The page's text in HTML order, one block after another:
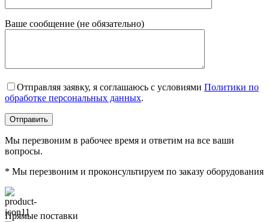
Ваше сообщение (не обязательно)
Отправляя заявку, я соглашаюсь с условиями Политики по
обработке персональных данных.
Мы перезвоним в рабочее время и ответим на все ваши
вопросы.
* Мы перезвоним и проконсультируем по заказу оборудования
Прямые поставки